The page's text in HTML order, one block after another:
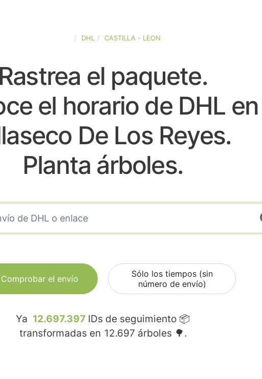
DHL CASTILLA - LEON
Rastrea el paquete.
el horario de DHL en
De Los Reyes.
Planta árboles.
Comprobar el envío
Sólo los tiempos (sin
número de envío)
Ya 12.697.397 IDs de seguimiento 📦
transformadas en 12.697 árboles 🌳.